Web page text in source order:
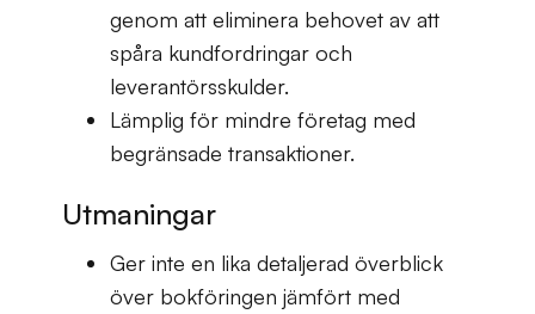
genom att eliminera behovet av att
spåra kundfordringar och
leverantörsskulder.
Lämplig för mindre företag med
begränsade transaktioner.
Utmaningar
Ger inte en lika detaljerad överblick
över bokföringen jämfört med